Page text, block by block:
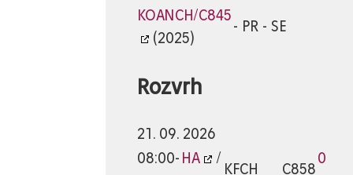
KOANCH/C845
(2025)
- PR - SE
Rozvrh
21. 09. 2026
08:00- HA
/
KFCH C858
0